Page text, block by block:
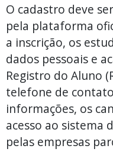
O cadastro deve
pela plataforma
a inscrição, os
dados pessoais e
Registro do Aluno
telefone de
informações, os
acesso ao sistema
pelas empresas